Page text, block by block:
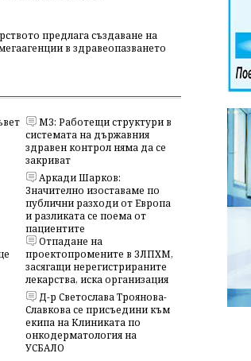
предлага създаване на
в здравеопазването
МЗ: Работещи структури в
системата на държавния
здравен контрол няма да се
закриват
Аркади Шарков:
Значително изоставаме по
публични разходи от Европа
и разликата се поема от
пациентите
Отпадане на
проектопромените в ЗЛПХМ,
засягащи нерегистрираните
лекарства, иска организация
Д-р Светослава Троянова-
Славкова се присъедини към
екипа на Клиниката по
онкодерматология на
УСБАЛО